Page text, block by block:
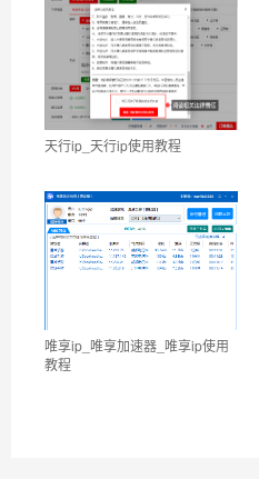
天行ip_天行ip使用教程
唯享ip_唯享加速器_唯享ip使用
教程